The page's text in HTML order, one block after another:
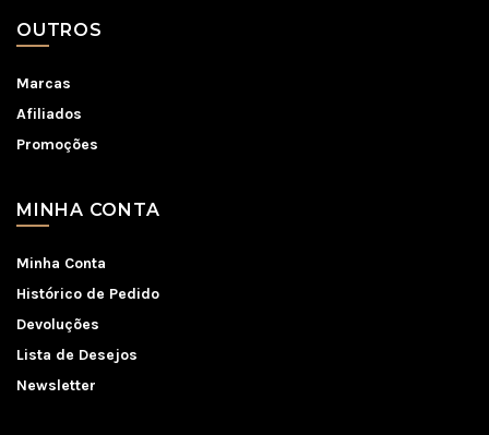
OUTROS
Marcas
Afiliados
Promoções
MINHA CONTA
Minha Conta
Histórico de Pedido
Devoluções
Lista de Desejos
Newsletter